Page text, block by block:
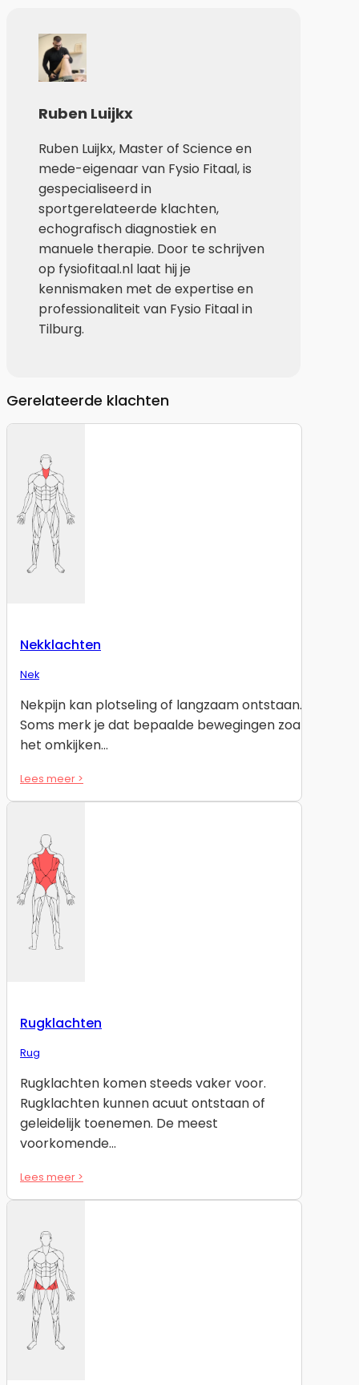
Ruben Luijkx
Ruben Luijkx, Master of Science en
mede-eigenaar van Fysio Fitaal, is
gespecialiseerd in
sportgerelateerde klachten,
echografisch diagnostiek en
manuele therapie. Door te schrijven
op fysiofitaal.nl laat hij je
kennismaken met de expertise en
professionaliteit van Fysio Fitaal in
Tilburg.
Gerelateerde klachten
Nekklachten
Nek
Nekpijn kan plotseling of langzaam ontstaan.
Soms merk je dat bepaalde bewegingen zoals
het omkijken…
Lees meer >
Rugklachten
Rug
Rugklachten komen steeds vaker voor.
Rugklachten kunnen acuut ontstaan of
geleidelijk toenemen. De meest
voorkomende…
Lees meer >